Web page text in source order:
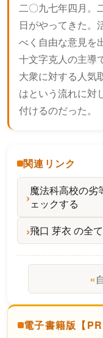
二〇九七年四月。
日がやってきた。
べく自由な意見を
十文字克人の主導
大衆に対する人気
はという流れに対
付けるのだった。
関連リンク
魔法科高校の劣
ェックする
飛口 芽衣 の全
«
電子書籍版【PR